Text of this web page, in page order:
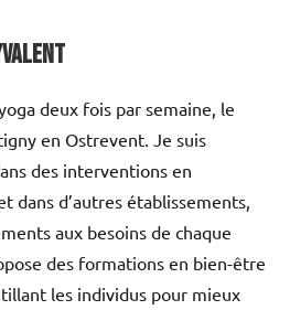
deux fois par semaine, le
en Ostrevent. Je suis
des interventions en
dans d’autres établissements,
aux besoins de chaque
des formations en bien-être
les individus pour mieux